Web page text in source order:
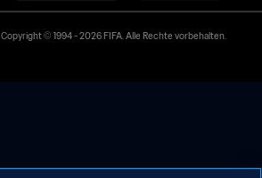
Copyright © 1994 - 2026 FIFA. Alle Rechte vorbehalten.